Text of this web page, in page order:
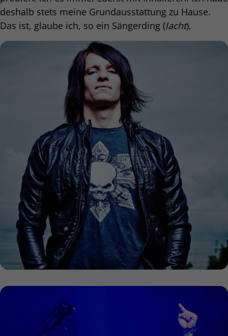
deshalb stets meine Grundausstattung zu Hause.
Das ist, glaube ich, so ein Sängerding (lacht).